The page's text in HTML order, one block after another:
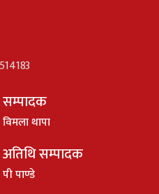
सम्पादक
विमला थापा
अतिथि सम्पादक
पी पाण्डे